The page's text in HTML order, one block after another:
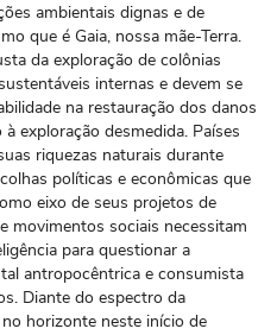
ambientais dignas e de
que é Gaia, nossa mãe-Terra.
da exploração de colônias
internas e devem se
na restauração dos danos
exploração desmedida. Países
riquezas naturais durante
políticas e econômicas que
eixo de seus projetos de
movimentos sociais necessitam
para questionar a
antropocêntrica e consumista
Diante do espectro da
horizonte neste início de